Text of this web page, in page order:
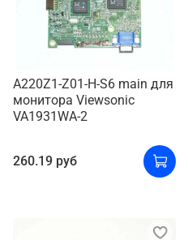
A220Z1-Z01-H-S6 main для
монитора Viewsonic
VA1931WA-2
260.19 руб